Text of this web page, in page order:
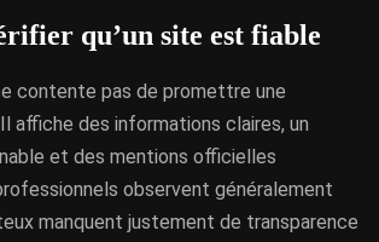
qu’un site est fiable
contente pas de promettre une
affiche des informations claires, un
et des mentions officielles
observent généralement
manquent justement de transparence